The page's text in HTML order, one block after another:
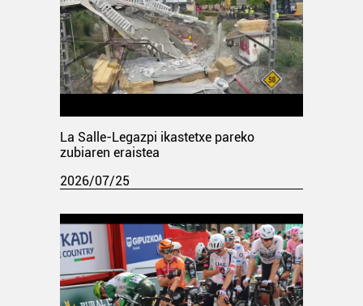
La Salle-Legazpi ikastetxe pareko
zubiaren eraistea
2026/07/25